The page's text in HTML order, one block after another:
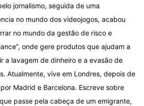
jornalismo, seguida de uma
no mundo dos videojogos, acabou
no mundo da gestão de risco e
onde gere produtos que ajudam a
a lavagem de dinheiro e a evasão de
Atualmente, vive em Londres, depois de
Madrid e Barcelona. Escreve sobre
passe pela cabeça de um emigrante,